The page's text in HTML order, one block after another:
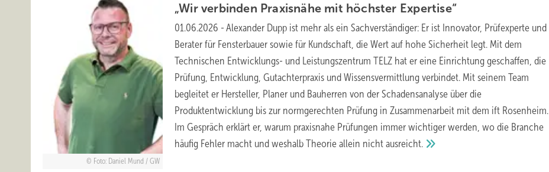
Foto: Daniel Mund / GW
„Wir verbinden Praxisnähe mit höchster Expertise“
01.06.2026 - Alexander Dupp ist mehr als ein Sachverständiger: Er ist Innovator, Prüfexperte und
Berater für Fensterbauer sowie für Kundschaft, die Wert auf hohe Sicherheit legt. Mit dem
Technischen Entwicklungs- und Leistungszentrum TELZ hat er eine Einrichtung geschaffen, die
Prüfung, Entwicklung, Gutachterpraxis und Wissensvermittlung verbindet. Mit seinem Team
begleitet er Hersteller, Planer und Bauherren von der Schadensanalyse über die
Produktentwicklung bis zur normgerechten Prüfung in Zusammenarbeit mit dem ift Rosenheim.
Im Gespräch erklärt er, warum praxisnahe Prüfungen immer wichtiger werden, wo die Branche
häufig Fehler macht und weshalb Theorie allein nichtausreicht.